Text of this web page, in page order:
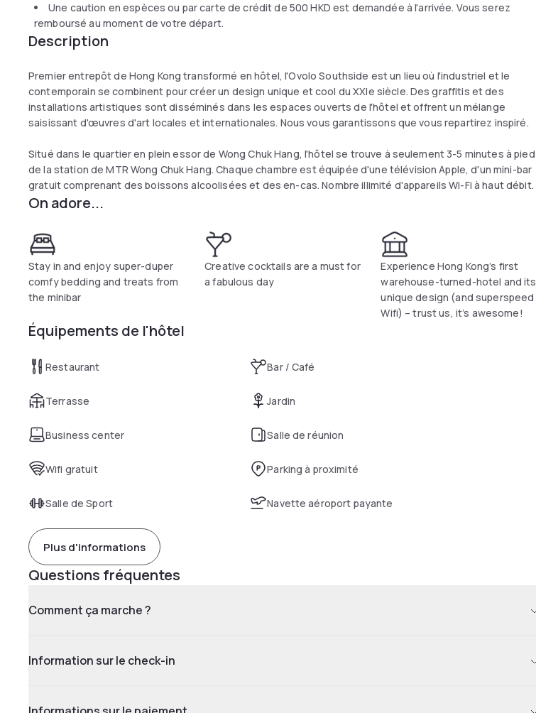
Une caution en espèces ou par carte de crédit de 500 HKD est demandée à l'arrivée. Vous serez
remboursé au moment de votre départ.
Description
Premier entrepôt de Hong Kong transformé en hôtel, l'Ovolo Southside est un lieu où l'industriel et le
contemporain se combinent pour créer un design unique et cool du XXIe siècle. Des graffitis et des
installations artistiques sont disséminés dans les espaces ouverts de l'hôtel et offrent un mélange
saisissant d'œuvres d'art locales et internationales. Nous vous garantissons que vous repartirez inspiré.
Situé dans le quartier en plein essor de Wong Chuk Hang, l'hôtel se trouve à seulement 3-5 minutes à pied
de la station de MTR Wong Chuk Hang. Chaque chambre est équipée d'une télévision Apple, d'un mini-bar
gratuit comprenant des boissons alcoolisées et des en-cas. Nombre illimité d'appareils Wi-Fi à haut débit.
On adore...
Stay in and enjoy super-duper
comfy bedding and treats from
the minibar
Creative cocktails are a must for
a fabulous day
Experience Hong Kong’s first
warehouse-turned-hotel and its
unique design (and superspeed
Wifi) – trust us, it’s awesome!
Équipements de l'hôtel
Restaurant Bar / Café
Terrasse Jardin
Business center Salle de réunion
Wifi gratuit Parking à proximité
Salle de Sport Navette aéroport payante
Plus d'informations
Questions fréquentes
Comment ça marche ?
Information sur le check-in